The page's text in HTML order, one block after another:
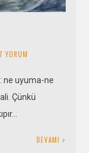
7 YORUM
ne uyuma-ne
Çünkü
DEVAMI